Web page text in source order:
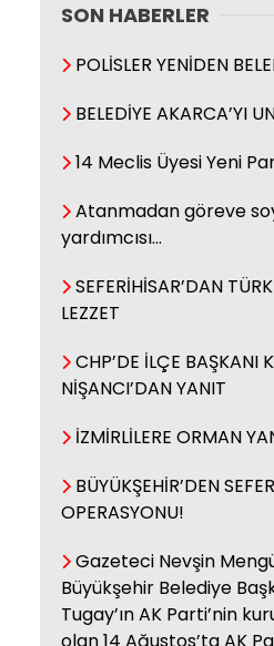
Fikret
İki sorunu
Nefeste
Şilan Akyar
Gizli
Kıyısında…
SON HABERLER
POLİSLER YENİDEN
BELEDİYE AKARCA’YI
14 Meclis Üyesi Yeni
Atanmadan göreve
yardımcısı…
SEFERİHİSAR’DAN
LEZZET
CHP’DE İLÇE BAŞKANI
NİŞANCI’DAN YANIT
İZMİRLİLERE ORMAN
BÜYÜKŞEHİR’DEN
OPERASYONU!
Gazeteci Nevşin
Büyükşehir Belediye
Tugay’ın AK Parti’nin